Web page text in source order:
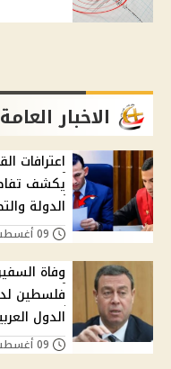
الاخبار العامة
اعترافات
يكشف
الدولة
وفاة
فلسطين
الدول